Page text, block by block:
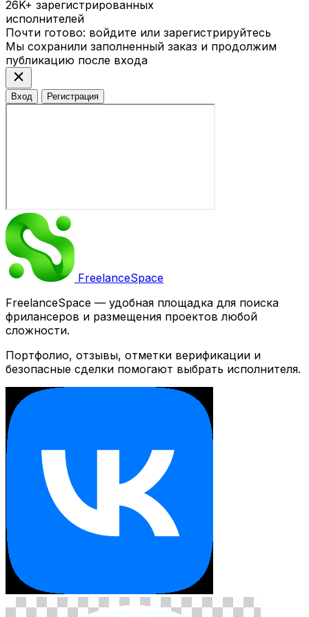
26K+ зарегистрированных
исполнителей
Почти готово: войдите или зарегистрируйтесь
Мы сохранили заполненный заказ и продолжим
публикацию после входа
close
Вход Регистрация
FreelanceSpace
FreelanceSpace — удобная площадка для поиска
фрилансеров и размещения проектов любой
сложности.
Портфолио, отзывы, отметки верификации и
безопасные сделки помогают выбрать исполнителя.